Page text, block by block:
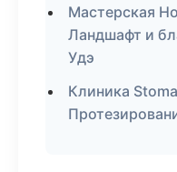
Мастерская
Ландшафт и
Удэ
Клиника